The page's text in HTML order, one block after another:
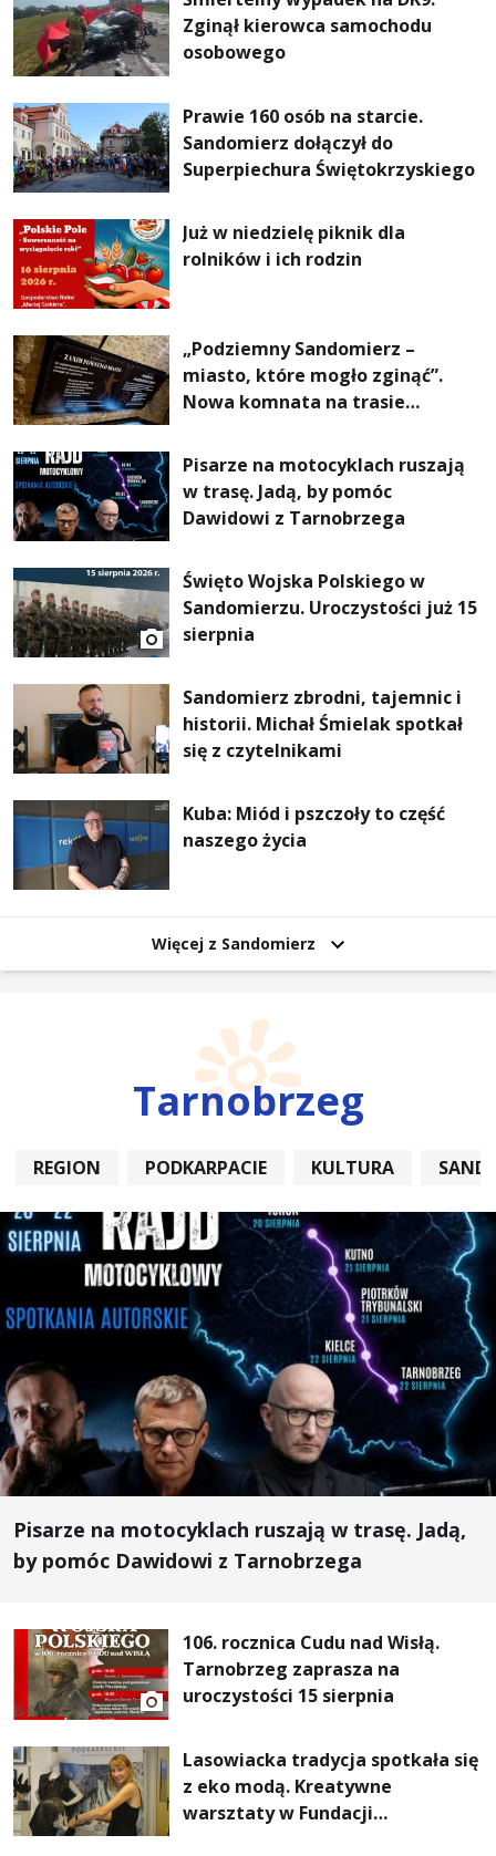
Zginął kierowca samochodu
osobowego
Prawie 160 osób na starcie.
Sandomierz dołączył do
Superpiechura Świętokrzyskiego
Już w niedzielę piknik dla
rolników i ich rodzin
„Podziemny Sandomierz –
miasto, które mogło zginąć”.
Nowa komnata na trasie
Pisarze na motocyklach ruszają
w trasę. Jadą, by pomóc
Dawidowi z Tarnobrzega
Święto Wojska Polskiego w
Sandomierzu. Uroczystości już 15
sierpnia
Sandomierz zbrodni, tajemnic i
historii. Michał Śmielak spotkał
się z czytelnikami
Kuba: Miód i pszczoły to część
naszego życia
Więcej z Sandomierz
Tarnobrzeg
REGION PODKARPACIE KULTURA
Pisarze na motocyklach ruszają w trasę. Jadą,
by pomóc Dawidowi z Tarnobrzega
106. rocznica Cudu nad Wisłą.
Tarnobrzeg zaprasza na
uroczystości 15 sierpnia
Lasowiacka tradycja spotkała się
z eko modą. Kreatywne
warsztaty w Fundacji